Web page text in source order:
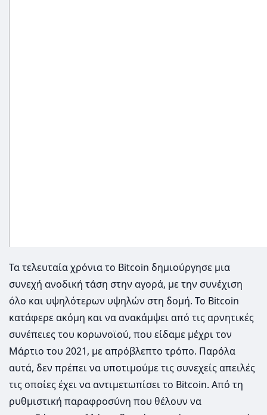
Τα τελευταία χρόνια το Bitcoin δημιούργησε μια
συνεχή ανοδική τάση στην αγορά, με την συνέχιση
όλο και υψηλότερων υψηλών στη δομή. Το Bitcoin
κατάφερε ακόμη και να ανακάμψει από τις αρνητικές
συνέπειες του κορωνοϊού, που είδαμε μέχρι τον
Μάρτιο του 2021, με απρόβλεπτο τρόπο. Παρόλα
αυτά, δεν πρέπει να υποτιμούμε τις συνεχείς απειλές
τις οποίες έχει να αντιμετωπίσει το Bitcoin. Από τη
ρυθμιστική παραφροσύνη που θέλουν να